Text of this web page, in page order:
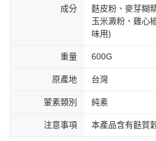
成分
麩皮粉、麥芽糊
玉米澱粉、雞心
味用)
重量 600G
原產地 台灣
葷素類別 純素
注意事項 本產品含有麩質